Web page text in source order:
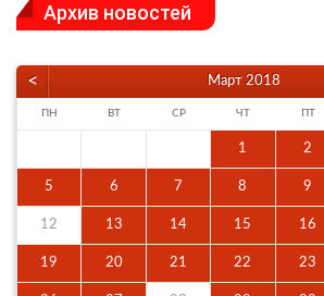
Архив новостей
< Март 2018
ПН ВТ СР ЧТ ПТ
1 2
5 6 7 8 9
12 13 14 15 16
19 20 21 22 23